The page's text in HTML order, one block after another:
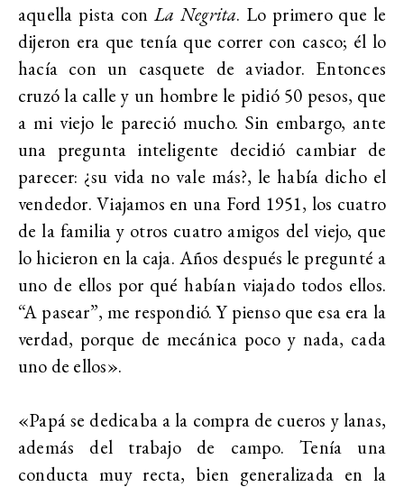
aquella pista conLa Negrita. Lo primero que le
dijeron era que tenía que correr con casco; él lo
hacía con un casquete de aviador. Entonces
cruzó la calle y un hombre le pidió 50 pesos, que
a mi viejo le pareció mucho. Sin embargo, ante
una pregunta inteligente decidió cambiar de
parecer: ¿su vida no vale más?, le había dicho el
vendedor. Viajamos en una Ford 1951, los cuatro
de la familia y otros cuatro amigos del viejo, que
lo hicieron en la caja. Años después le pregunté a
uno de ellos por qué habían viajado todos ellos.
“A pasear”, me respondió. Y pienso que esa era la
verdad, porque de mecánica poco y nada, cada
uno de ellos».
«Papá se dedicaba a la compra de cueros y lanas,
además del trabajo de campo. Tenía una
conducta muy recta, bien generalizada en la